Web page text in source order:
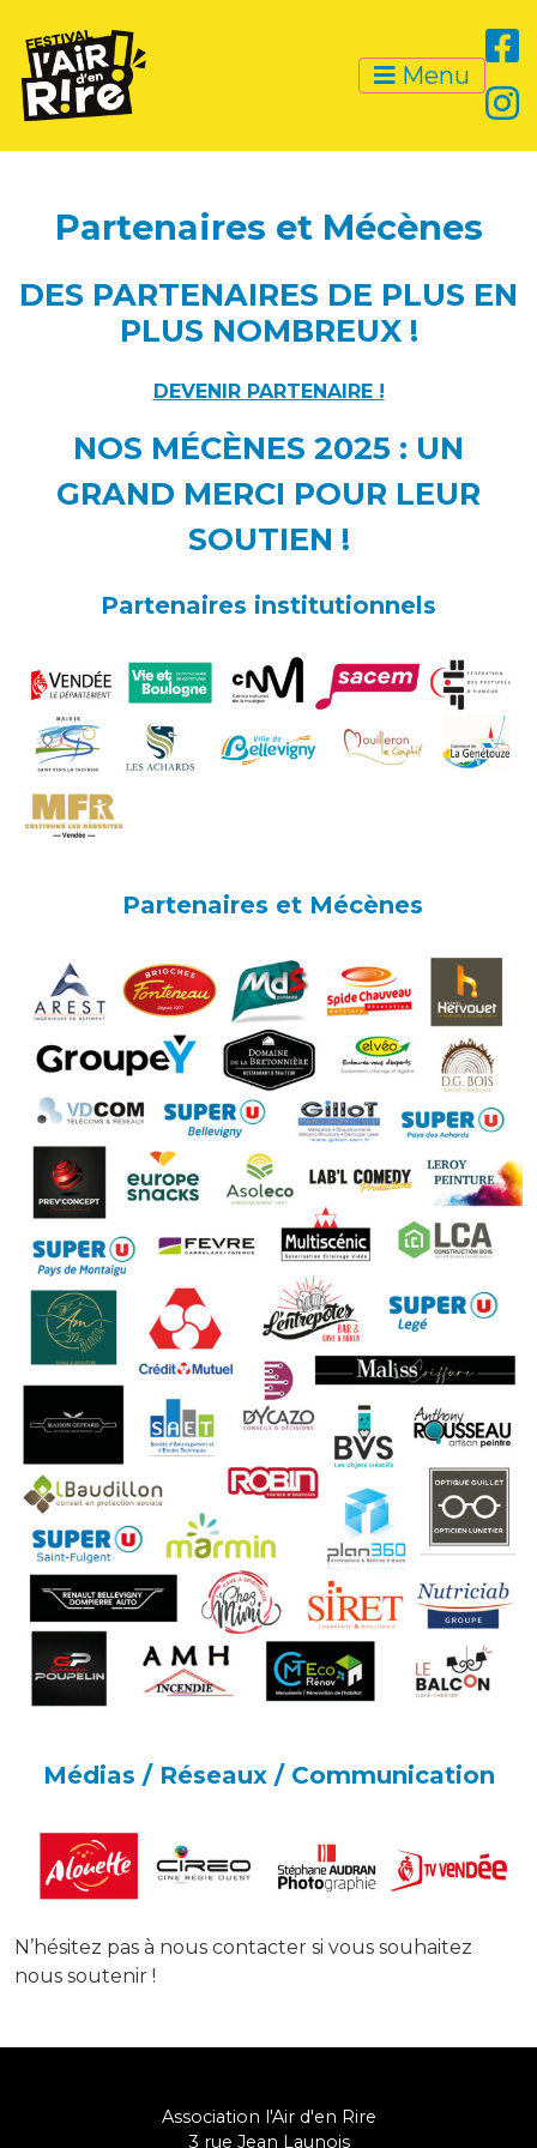
Menu
Partenaires et Mécènes
DES PARTENAIRES DE PLUS EN
PLUS NOMBREUX !
DEVENIR PARTENAIRE !
NOS MÉCÈNES 2025 : UN
GRAND MERCI POUR LEUR
SOUTIEN !
Partenaires institutionnels
Partenaires et Mécènes
Médias / Réseaux / Communication
N’hésitez pas à nous contacter si vous souhaitez
nous soutenir !
Association l'Air d'en Rire
3 rue Jean Launois